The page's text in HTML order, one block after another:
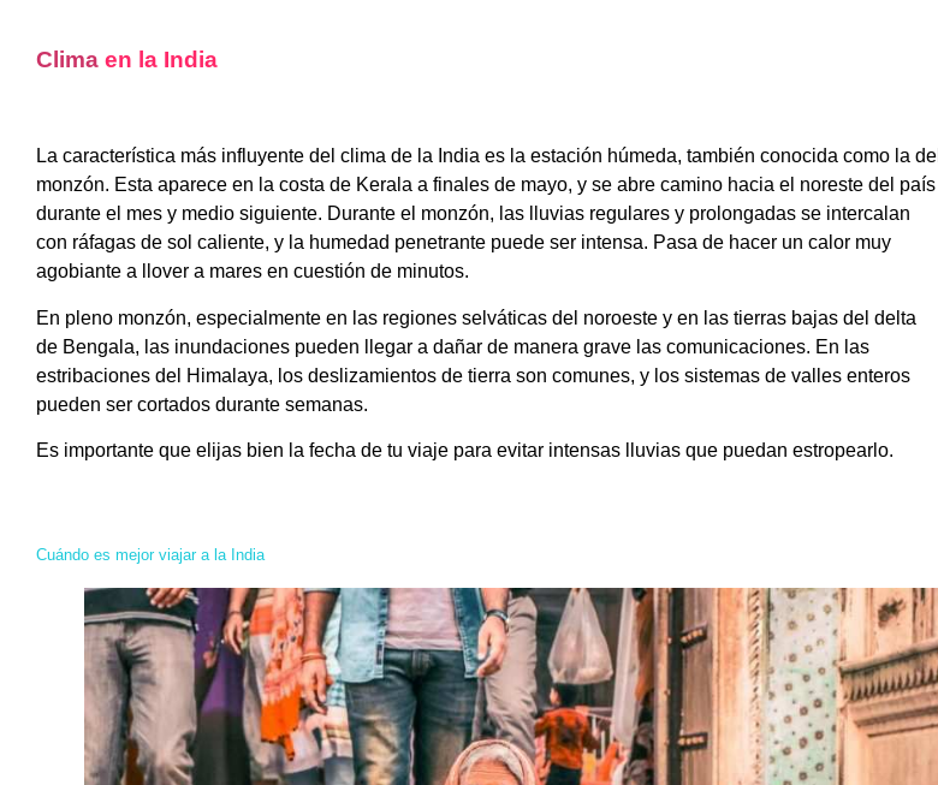
Clima en la India
La característica más influyente del clima de la India es la estación húmeda, también conocida como la del
monzón. Esta aparece en la costa de Kerala a finales de mayo, y se abre camino hacia el noreste del país
durante el mes y medio siguiente. Durante el monzón, las lluvias regulares y prolongadas se intercalan
con ráfagas de sol caliente, y la humedad penetrante puede ser intensa. Pasa de hacer un calor muy
agobiante a llover a mares en cuestión de minutos.
En pleno monzón, especialmente en las regiones selváticas del noroeste y en las tierras bajas del delta
de Bengala, las inundaciones pueden llegar a dañar de manera grave las comunicaciones. En las
estribaciones del Himalaya, los deslizamientos de tierra son comunes, y los sistemas de valles enteros
pueden ser cortados durante semanas.
Es importante que elijas bien la fecha de tu viaje para evitar intensas lluvias que puedan estropearlo.
Cuándo es mejor viajar a la India